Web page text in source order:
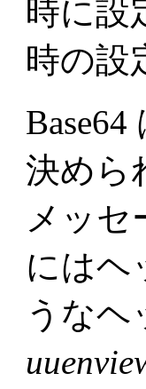
時に設
時の設
決めら
メッ
にはヘ
うなヘ